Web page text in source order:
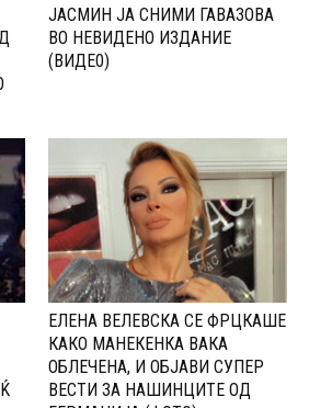
ЈАСМИН ЈА СНИМИ ГАВАЗОВА
ВО НЕВИДЕНО ИЗДАНИЕ
(ВИДЕ0)
ЕЛЕНА ВЕЛЕВСКА СЕ ФРЦКАШЕ
КАКО МАНЕКЕНКА ВАКА
ОБЛЕЧЕНА, И ОБЈАВИ СУПЕР
ВЕСТИ ЗА НАШИНЦИТЕ ОД